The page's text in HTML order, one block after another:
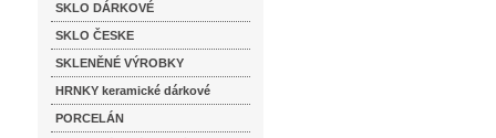
SKLO DÁRKOVÉ
SKLO ČESKE
SKLENĚNÉ VÝROBKY
HRNKY keramické dárkové
PORCELÁN